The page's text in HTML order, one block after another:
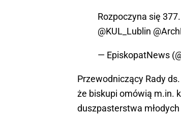
Rozpoczyna się
@KUL_Lublin
— EpiskopatNews
Przewodniczący Rady
że biskupi omówią m.in.
duszpasterstwa